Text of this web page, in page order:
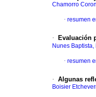
Chamorro
· resumen
· Evaluación
Nunes Baptista,
· resumen
· Algunas
Boisier